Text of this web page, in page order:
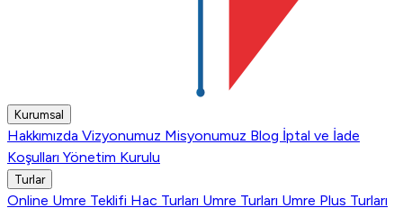
Kurumsal
Hakkımızda Vizyonumuz Misyonumuz Blog İptal ve İade
Koşulları Yönetim Kurulu
Turlar
Online Umre Teklifi Hac Turları Umre Turları Umre Plus Turları